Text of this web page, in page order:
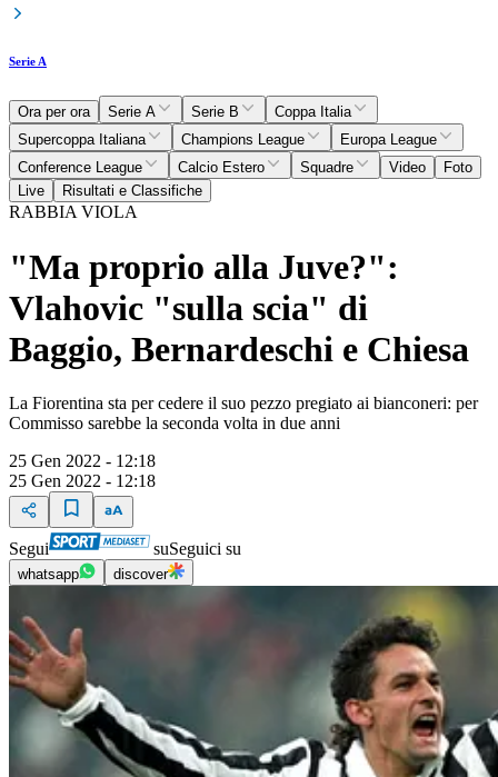
Serie A
Ora per ora Serie A Serie B
Coppa Italia
Supercoppa Italiana
Champions League
Europa League
Conference League
Calcio Estero Squadre Video
Foto
Live
Risultati e Classifiche
RABBIA VIOLA
"Ma proprio alla Juve?":
Vlahovic "sulla scia" di
Baggio, Bernardeschi e Chiesa
La Fiorentina sta per cedere il suo pezzo pregiato ai bianconeri: per
Commisso sarebbe la seconda volta in due anni
25 Gen 2022 - 12:18
25 Gen 2022 - 12:18
Segui suSeguici su
whatsapp discover